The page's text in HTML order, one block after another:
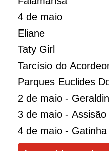
4 de maio
Eliane
Taty Girl
Tarcísio do
Parques Euclides
2 de maio -
3 de maio - Assisão
4 de maio -